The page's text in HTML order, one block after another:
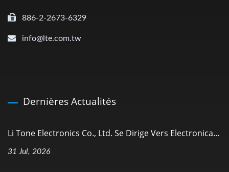
886-2-2673-6329
info@lte.com.tw
Dernières Actualités
Li Tone Electronics Co., Ltd. Se Dirige Vers Electronica...
31 Jul, 2026